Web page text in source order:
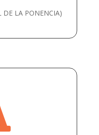
DE LA PONENCIA)